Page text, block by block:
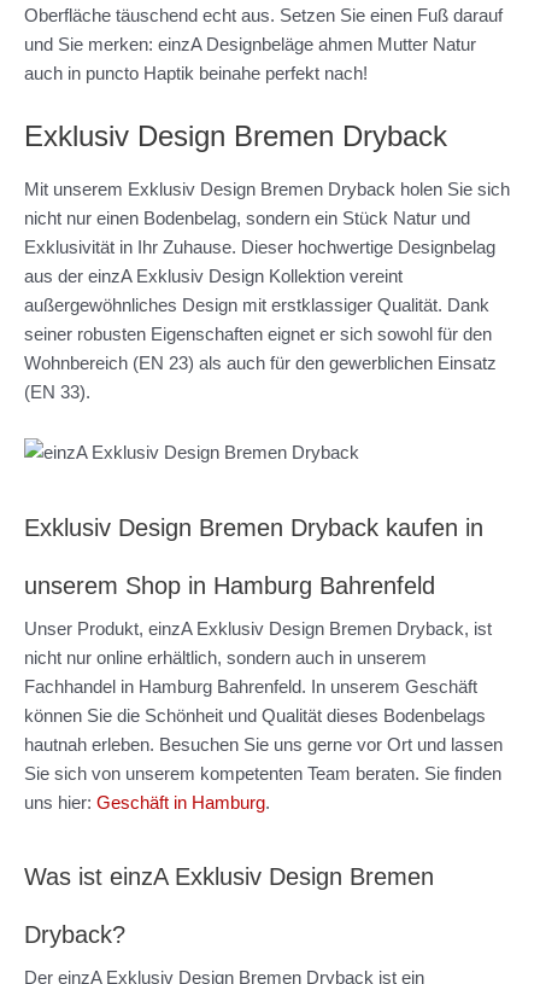
Oberfläche täuschend echt aus. Setzen Sie einen Fuß darauf
und Sie merken: einzA Designbeläge ahmen Mutter Natur
auch in puncto Haptik beinahe perfekt nach!
Exklusiv Design Bremen Dryback
Mit unserem Exklusiv Design Bremen Dryback holen Sie sich
nicht nur einen Bodenbelag, sondern ein Stück Natur und
Exklusivität in Ihr Zuhause. Dieser hochwertige Designbelag
aus der einzA Exklusiv Design Kollektion vereint
außergewöhnliches Design mit erstklassiger Qualität. Dank
seiner robusten Eigenschaften eignet er sich sowohl für den
Wohnbereich (EN 23) als auch für den gewerblichen Einsatz
(EN 33).
Exklusiv Design Bremen Dryback kaufen in
unserem Shop in Hamburg Bahrenfeld
Unser Produkt, einzA Exklusiv Design Bremen Dryback, ist
nicht nur online erhältlich, sondern auch in unserem
Fachhandel in Hamburg Bahrenfeld. In unserem Geschäft
können Sie die Schönheit und Qualität dieses Bodenbelags
hautnah erleben. Besuchen Sie uns gerne vor Ort und lassen
Sie sich von unserem kompetenten Team beraten. Sie finden
uns hier: Geschäft in Hamburg.
Was ist einzA Exklusiv Design Bremen
Dryback?
Der einzA Exklusiv Design Bremen Dryback ist ein